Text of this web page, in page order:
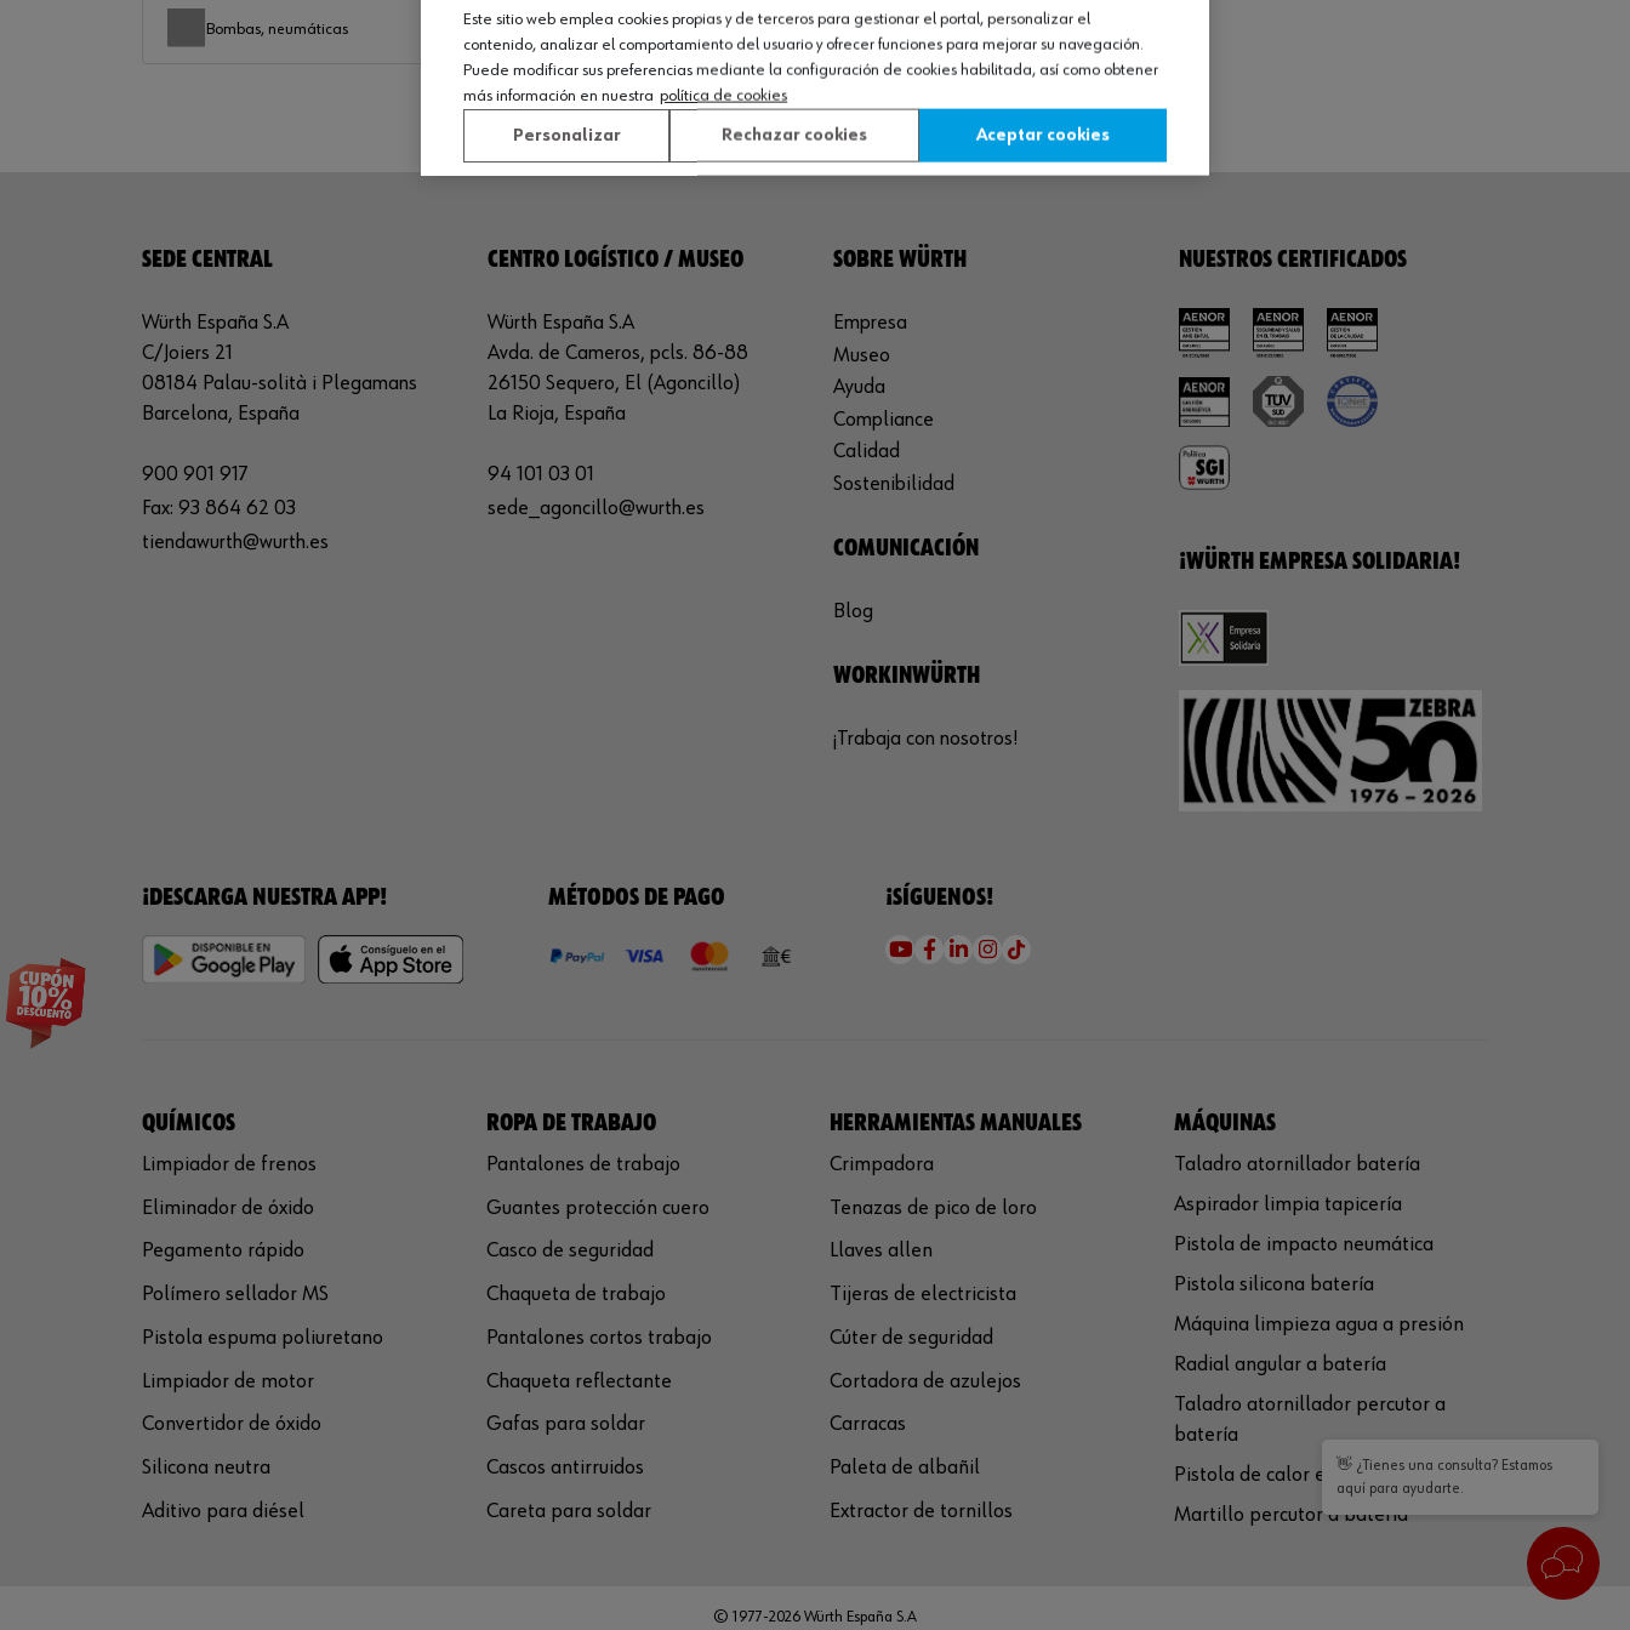
Bombas, neumáticas
SEDE CENTRAL
Würth España S.A
C/Joiers 21
08184 Palau-solità i Plegamans
Barcelona, España
900 901 917
Fax: 93 864 62 03
tiendawurth@wurth.es
CENTRO LOGÍSTICO / MUSEO
Würth España S.A
Avda. de Cameros, pcls. 86-88
26150 Sequero, El (Agoncillo)
La Rioja, España
94 101 03 01
sede_agoncillo@wurth.es
SOBRE WÜRTH
Empresa
Museo
Ayuda
Compliance
Calidad
Sostenibilidad
COMUNICACIÓN
Blog
WORKINWÜRTH
¡Trabaja con nosotros!
NUESTROS CERTIFICADOS
¡WÜRTH EMPRESA SOLIDARIA!
¡DESCARGA NUESTRA APP! MÉTODOS DE PAGO ¡SÍGUENOS!
QUÍMICOS
Limpiador de frenos
Eliminador de óxido
Pegamento rápido
Polímero sellador MS
Pistola espuma poliuretano
Limpiador de motor
Convertidor de óxido
Silicona neutra
Aditivo para diésel
ROPA DE TRABAJO
Pantalones de trabajo
Guantes protección cuero
Casco de seguridad
Chaqueta de trabajo
Pantalones cortos trabajo
Chaqueta reflectante
Gafas para soldar
Cascos antirruidos
Careta para soldar
HERRAMIENTAS MANUALES
Crimpadora
Tenazas de pico de loro
Llaves allen
Tijeras de electricista
Cúter de seguridad
Cortadora de azulejos
Carracas
Paleta de albañil
Extractor de tornillos
MÁQUINAS
Taladro atornillador batería
Aspirador limpia tapicería
Pistola de impacto neumática
Pistola silicona batería
Máquina limpieza agua a presión
Radial angular a batería
Taladro atornillador percutor a
batería
Pistola de calor eléctrica
Martillo percutor a batería
© 1977-2026 Würth España S.A
👋 ¿Tienes una consulta? Estamos
aquí para ayudarte.
Este sitio web emplea cookies propias y de terceros para gestionar el portal, personalizar el
contenido, analizar el comportamiento del usuario y ofrecer funciones para mejorar su navegación.
Puede modificar sus preferencias mediante la configuración de cookies habilitada, así como obtener
más información en nuestra política de cookies
Personalizar Rechazar cookies Aceptar cookies